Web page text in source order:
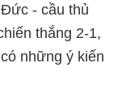
- cầu thủ
thắng 2-1,
những ý kiến